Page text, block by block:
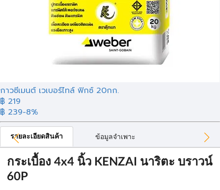
กาวซีเมนต์ เวเบอร์ไทล์ ฟิกซ์ 20กก.
฿ 219
฿ 239-8%
รายละเอียดสินค้า ข้อมูลจำเพาะ
กระเบื้อง 4x4 นิ้ว KENZAI นาริตะ บราวน์
60P